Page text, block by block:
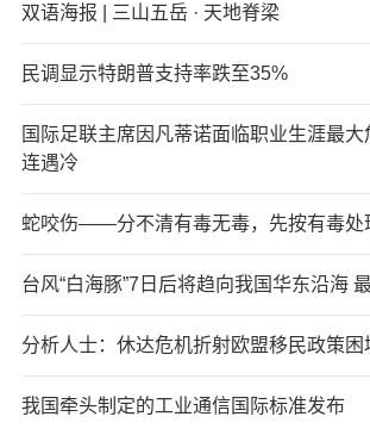
双语海报 | 三山五岳 · 天地脊梁
民调显示特朗普支持率跌至35%
国际足联主席因凡蒂诺面临职业生涯最
连遇冷
蛇咬伤——分不清有毒无毒，先按有毒处
台风“白海豚”7日后将趋向我国华东沿海
分析人士：休达危机折射欧盟移民政策困
我国牵头制定的工业通信国际标准发布